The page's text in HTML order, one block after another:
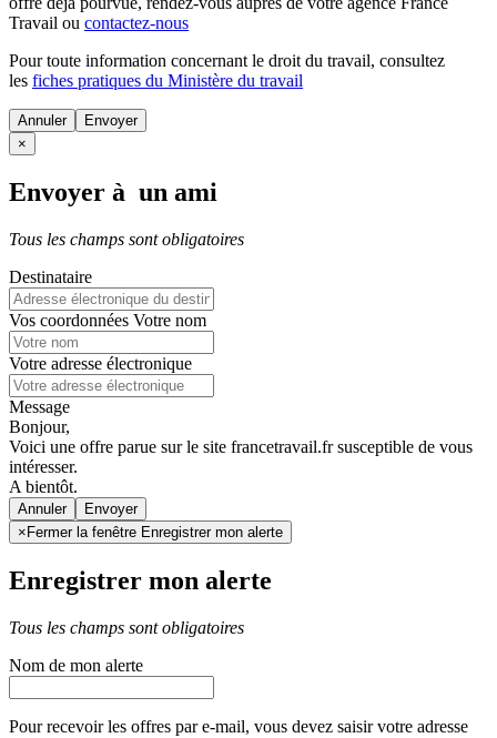
Travail ou contactez-nous
Pour toute information concernant le droit du travail, consultez
les fiches pratiques du Ministère du travail
Annuler
×
Envoyer à un ami
Tous les champs sont obligatoires
Destinataire
Vos coordonnées Votre nom
Votre adresse électronique
Message
Bonjour,
Voici une offre parue sur le site francetravail.fr susceptible de vous
intéresser.
A bientôt.
Annuler
× Fermer la fenêtre Enregistrer mon alerte
Enregistrer mon alerte
Tous les champs sont obligatoires
Nom de mon alerte
Pour recevoir les offres par e-mail, vous devez saisir votre adresse